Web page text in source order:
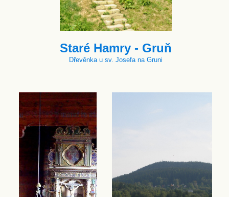
Staré Hamry - Gruň
Dřevěnka u sv. Josefa na Gruni